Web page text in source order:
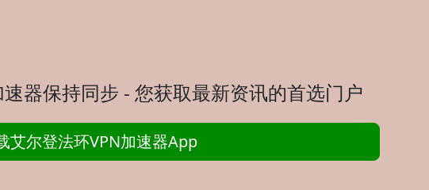
器保持同步 - 您获取最新资讯的首选门户
艾尔登法环VPN加速器App